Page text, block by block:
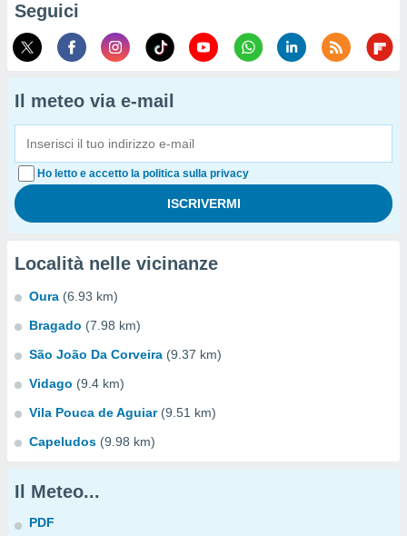
Seguici
Il meteo via e-mail
Ho letto e accetto la politica sulla privacy
Località nelle vicinanze
Oura (6.93 km)
Bragado (7.98 km)
São João Da Corveira (9.37 km)
Vidago (9.4 km)
Vila Pouca de Aguiar (9.51 km)
Capeludos (9.98 km)
Il Meteo...
PDF